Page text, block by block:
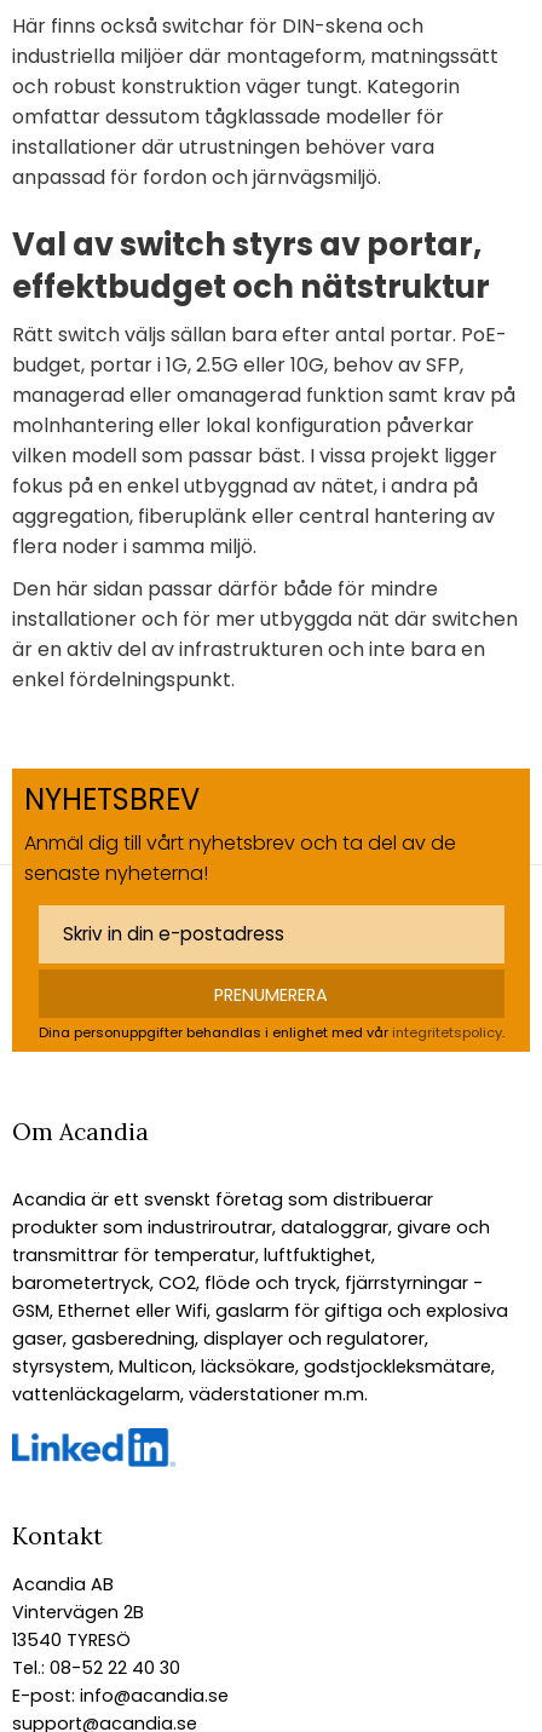
Här finns också switchar för DIN-skena och
industriella miljöer där montageform, matningssätt
och robust konstruktion väger tungt. Kategorin
omfattar dessutom tågklassade modeller för
installationer där utrustningen behöver vara
anpassad för fordon och järnvägsmiljö.
Val av switch styrs av portar,
effektbudget och nätstruktur
Rätt switch väljs sällan bara efter antal portar. PoE-
budget, portar i 1G, 2.5G eller 10G, behov av SFP,
managerad eller omanagerad funktion samt krav på
molnhantering eller lokal konfiguration påverkar
vilken modell som passar bäst. I vissa projekt ligger
fokus på en enkel utbyggnad av nätet, i andra på
aggregation, fiberuplänk eller central hantering av
flera noder i samma miljö.
Den här sidan passar därför både för mindre
installationer och för mer utbyggda nät där switchen
är en aktiv del av infrastrukturen och inte bara en
enkel fördelningspunkt.
NYHETSBREV
Anmäl dig till vårt nyhetsbrev och ta del av de
senaste nyheterna!
PRENUMERERA
Dina personuppgifter behandlas i enlighet med vår integritetspolicy.
Om Acandia
Acandia är ett svenskt företag som distribuerar
produkter som industriroutrar, dataloggrar, givare och
transmittrar för temperatur, luftfuktighet,
barometertryck, CO2, flöde och tryck, fjärrstyrningar -
GSM, Ethernet eller Wifi, gaslarm för giftiga och explosiva
gaser, gasberedning, displayer och regulatorer,
styrsystem, Multicon, läcksökare, godstjockleksmätare,
vattenläckagelarm, väderstationer m.m.
Kontakt
Acandia AB
Vintervägen 2B
13540 TYRESÖ
Tel.: 08-52 22 40 30
E-post: info@acandia.se
support@acandia.se